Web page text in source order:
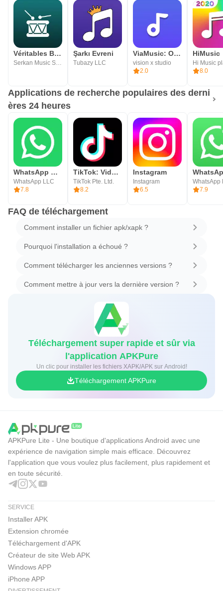
Véritables Boucles de Batterie
Serkan Music Studio
Şarkı Evreni
Tubazy LLC
ViaMusic: Offline Music Player
vision x studio
2.0
Hi Music
8.0
Applications de recherche populaires des derni
ères 24 heures
WhatsApp Messenger
WhatsApp LLC
7.8
TikTok: Vidéos, LIVE, Musique
TikTok Pte. Ltd.
8.2
Instagram
Instagram
6.5
WhatsApp
7.9
FAQ de téléchargement
Comment installer un fichier apk/xapk ?
Pourquoi l'installation a échoué ?
Comment télécharger les anciennes versions ?
Comment mettre à jour vers la dernière version ?
Téléchargement super rapide et sûr via
l'application APKPure
Un clic pour installer les fichiers XAPK/APK sur Android!
Téléchargement APKPure
APKPure Lite - Une boutique d'applications Android avec une
expérience de navigation simple mais efficace. Découvrez
l'application que vous voulez plus facilement, plus rapidement et
en toute sécurité.
SERVICE
Installer APK
Extension chromée
Téléchargement d'APK
Créateur de site Web APK
Windows APP
iPhone APP